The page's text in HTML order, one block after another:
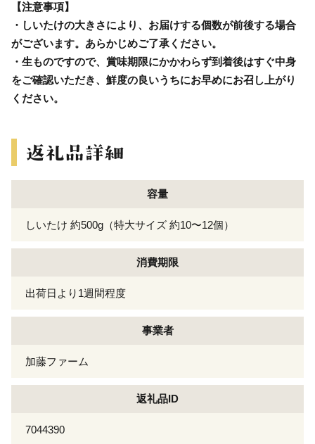
【注意事項】
・しいたけの大きさにより、お届けする個数が前後する場合
がございます。あらかじめご了承ください。
・生ものですので、賞味期限にかかわらず到着後はすぐ中身
をご確認いただき、鮮度の良いうちにお早めにお召し上がり
ください。
容量
しいたけ 約500g（特大サイズ 約10〜12個）
消費期限
出荷日より1週間程度
事業者
加藤ファーム
返礼品ID
7044390